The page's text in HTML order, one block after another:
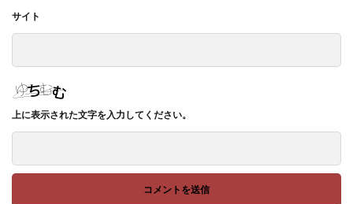
サイト
上に表示された文字を入力してください。